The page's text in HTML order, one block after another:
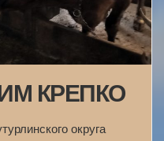
КРЕПКО
округа